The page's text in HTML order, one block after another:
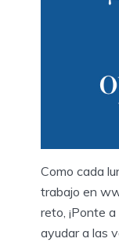
Como cada
trabajo en
reto, ¡Ponte
ayudar a las